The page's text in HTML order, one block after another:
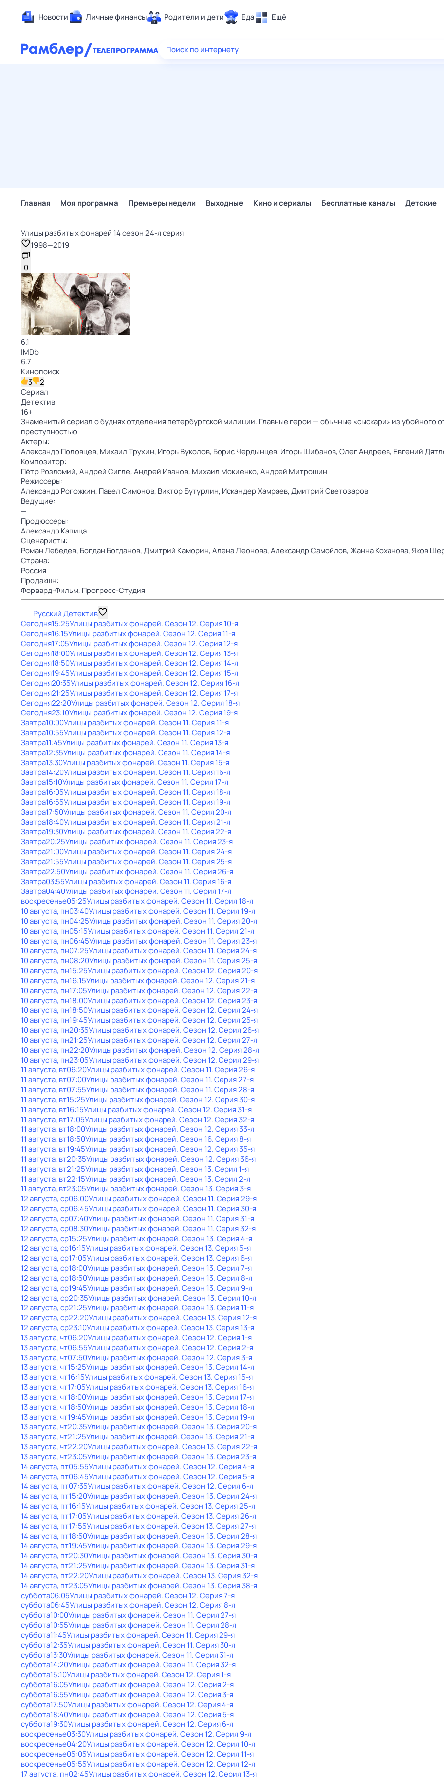
Новости Личные финансы Родители и дети Еда Ещё
Здоровье
Поиск по интернету
Главная Моя программа Премьеры недели Выходные Кино и сериалы Бесплатные каналы Детские
Улицы разбитых фонарей 14 сезон 24-я серия
1998—2019
0
6.1
IMDb
6.7
Кинопоиск
3
2
Сериал
Детектив
16+
Знаменитый сериал о буднях отделения петербургской милиции. Главные герои — обычные «сыскари» из убойного
преступностью
Актеры:
Александр Половцев, Михаил Трухин, Игорь Вуколов, Борис Чердынцев, Игорь Шибанов,Олег Андреев, Евгений
Композитор:
Пётр Розломий,Андрей Сигле,Андрей Иванов, Михаил Мокиенко,Андрей Митрошин
Режиссеры:
Александр Рогожкин, Павел Симонов, Виктор Бутурлин, Искандер Хамраев,Дмитрий Светозаров
Ведущие:
—
Продюссеры:
Александр Капица
Сценаристы:
Роман Лебедев, Богдан Богданов,Дмитрий Каморин,Алена Леонова,Александр Самойлов,Жанна Коханова,Яков
Страна:
Россия
Продакшн:
Форвард-Фильм, Прогресс-Студия
Русский Детектив
Сегодня15:25Улицы разбитых фонарей. Сезон 12. Серия 10-я
Сегодня16:15Улицы разбитых фонарей. Сезон 12. Серия 11-я
Сегодня17:05Улицы разбитых фонарей. Сезон 12. Серия 12-я
Сегодня18:00Улицы разбитых фонарей. Сезон 12. Серия 13-я
Сегодня18:50Улицы разбитых фонарей. Сезон 12. Серия 14-я
Сегодня19:45Улицы разбитых фонарей. Сезон 12. Серия 15-я
Сегодня20:35Улицы разбитых фонарей. Сезон 12. Серия 16-я
Сегодня21:25Улицы разбитых фонарей. Сезон 12. Серия 17-я
Сегодня22:20Улицы разбитых фонарей. Сезон 12. Серия 18-я
Сегодня23:10Улицы разбитых фонарей. Сезон 12. Серия 19-я
Завтра10:00Улицы разбитых фонарей. Сезон 11. Серия 11-я
Завтра10:55Улицы разбитых фонарей. Сезон 11. Серия 12-я
Завтра11:45Улицы разбитых фонарей. Сезон 11. Серия 13-я
Завтра12:35Улицы разбитых фонарей. Сезон 11. Серия 14-я
Завтра13:30Улицы разбитых фонарей. Сезон 11. Серия 15-я
Завтра14:20Улицы разбитых фонарей. Сезон 11. Серия 16-я
Завтра15:10Улицы разбитых фонарей. Сезон 11. Серия 17-я
Завтра16:05Улицы разбитых фонарей. Сезон 11. Серия 18-я
Завтра16:55Улицы разбитых фонарей. Сезон 11. Серия 19-я
Завтра17:50Улицы разбитых фонарей. Сезон 11. Серия 20-я
Завтра18:40Улицы разбитых фонарей. Сезон 11. Серия 21-я
Завтра19:30Улицы разбитых фонарей. Сезон 11. Серия 22-я
Завтра20:25Улицы разбитых фонарей. Сезон 11. Серия 23-я
Завтра21:00Улицы разбитых фонарей. Сезон 11. Серия 24-я
Завтра21:55Улицы разбитых фонарей. Сезон 11. Серия 25-я
Завтра22:50Улицы разбитых фонарей. Сезон 11. Серия 26-я
Завтра03:55Улицы разбитых фонарей. Сезон 11. Серия 16-я
Завтра04:40Улицы разбитых фонарей. Сезон 11. Серия 17-я
воскресенье05:25Улицы разбитых фонарей. Сезон 11. Серия 18-я
10 августа, пн03:40Улицы разбитых фонарей. Сезон 11. Серия 19-я
10 августа, пн04:25Улицы разбитых фонарей. Сезон 11. Серия 20-я
10 августа, пн05:15Улицы разбитых фонарей. Сезон 11. Серия 21-я
10 августа, пн06:45Улицы разбитых фонарей. Сезон 11. Серия 23-я
10 августа, пн07:25Улицы разбитых фонарей. Сезон 11. Серия 24-я
10 августа, пн08:20Улицы разбитых фонарей. Сезон 11. Серия 25-я
10 августа, пн15:25Улицы разбитых фонарей. Сезон 12. Серия 20-я
10 августа, пн16:15Улицы разбитых фонарей. Сезон 12. Серия 21-я
10 августа, пн17:05Улицы разбитых фонарей. Сезон 12. Серия 22-я
10 августа, пн18:00Улицы разбитых фонарей. Сезон 12. Серия 23-я
10 августа, пн18:50Улицы разбитых фонарей. Сезон 12. Серия 24-я
10 августа, пн19:45Улицы разбитых фонарей. Сезон 12. Серия 25-я
10 августа, пн20:35Улицы разбитых фонарей. Сезон 12. Серия 26-я
10 августа, пн21:25Улицы разбитых фонарей. Сезон 12. Серия 27-я
10 августа, пн22:20Улицы разбитых фонарей. Сезон 12. Серия 28-я
10 августа, пн23:05Улицы разбитых фонарей. Сезон 12. Серия 29-я
11 августа, вт06:20Улицы разбитых фонарей. Сезон 11. Серия 26-я
11 августа, вт07:00Улицы разбитых фонарей. Сезон 11. Серия 27-я
11 августа, вт07:55Улицы разбитых фонарей. Сезон 11. Серия 28-я
11 августа, вт15:25Улицы разбитых фонарей. Сезон 12. Серия 30-я
11 августа, вт16:15Улицы разбитых фонарей. Сезон 12. Серия 31-я
11 августа, вт17:05Улицы разбитых фонарей. Сезон 12. Серия 32-я
11 августа, вт18:00Улицы разбитых фонарей. Сезон 12. Серия 33-я
11 августа, вт18:50Улицы разбитых фонарей. Сезон 16. Серия 8-я
11 августа, вт19:45Улицы разбитых фонарей. Сезон 12. Серия 35-я
11 августа, вт20:35Улицы разбитых фонарей. Сезон 12. Серия 36-я
11 августа, вт21:25Улицы разбитых фонарей. Сезон 13. Серия 1-я
11 августа, вт22:15Улицы разбитых фонарей. Сезон 13. Серия 2-я
11 августа, вт23:05Улицы разбитых фонарей. Сезон 13. Серия 3-я
12 августа, ср06:00Улицы разбитых фонарей. Сезон 11. Серия 29-я
12 августа, ср06:45Улицы разбитых фонарей. Сезон 11. Серия 30-я
12 августа, ср07:40Улицы разбитых фонарей. Сезон 11. Серия 31-я
12 августа, ср08:30Улицы разбитых фонарей. Сезон 11. Серия 32-я
12 августа, ср15:25Улицы разбитых фонарей. Сезон 13. Серия 4-я
12 августа, ср16:15Улицы разбитых фонарей. Сезон 13. Серия 5-я
12 августа, ср17:05Улицы разбитых фонарей. Сезон 13. Серия 6-я
12 августа, ср18:00Улицы разбитых фонарей. Сезон 13. Серия 7-я
12 августа, ср18:50Улицы разбитых фонарей. Сезон 13. Серия 8-я
12 августа, ср19:45Улицы разбитых фонарей. Сезон 13. Серия 9-я
12 августа, ср20:35Улицы разбитых фонарей. Сезон 13. Серия 10-я
12 августа, ср21:25Улицы разбитых фонарей. Сезон 13. Серия 11-я
12 августа, ср22:20Улицы разбитых фонарей. Сезон 13. Серия 12-я
12 августа, ср23:10Улицы разбитых фонарей. Сезон 13. Серия 13-я
13 августа, чт06:20Улицы разбитых фонарей. Сезон 12. Серия 1-я
13 августа, чт06:55Улицы разбитых фонарей. Сезон 12. Серия 2-я
13 августа, чт07:50Улицы разбитых фонарей. Сезон 12. Серия 3-я
13 августа, чт15:25Улицы разбитых фонарей. Сезон 13. Серия 14-я
13 августа, чт16:15Улицы разбитых фонарей. Сезон 13. Серия 15-я
13 августа, чт17:05Улицы разбитых фонарей. Сезон 13. Серия 16-я
13 августа, чт18:00Улицы разбитых фонарей. Сезон 13. Серия 17-я
13 августа, чт18:50Улицы разбитых фонарей. Сезон 13. Серия 18-я
13 августа, чт19:45Улицы разбитых фонарей. Сезон 13. Серия 19-я
13 августа, чт20:35Улицы разбитых фонарей. Сезон 13. Серия 20-я
13 августа, чт21:25Улицы разбитых фонарей. Сезон 13. Серия 21-я
13 августа, чт22:20Улицы разбитых фонарей. Сезон 13. Серия 22-я
13 августа, чт23:05Улицы разбитых фонарей. Сезон 13. Серия 23-я
14 августа, пт05:55Улицы разбитых фонарей. Сезон 12. Серия 4-я
14 августа, пт06:45Улицы разбитых фонарей. Сезон 12. Серия 5-я
14 августа, пт07:35Улицы разбитых фонарей. Сезон 12. Серия 6-я
14 августа, пт15:20Улицы разбитых фонарей. Сезон 13. Серия 24-я
14 августа, пт16:15Улицы разбитых фонарей. Сезон 13. Серия 25-я
14 августа, пт17:05Улицы разбитых фонарей. Сезон 13. Серия 26-я
14 августа, пт17:55Улицы разбитых фонарей. Сезон 13. Серия 27-я
14 августа, пт18:50Улицы разбитых фонарей. Сезон 13. Серия 28-я
14 августа, пт19:45Улицы разбитых фонарей. Сезон 13. Серия 29-я
14 августа, пт20:30Улицы разбитых фонарей. Сезон 13. Серия 30-я
14 августа, пт21:25Улицы разбитых фонарей. Сезон 13. Серия 31-я
14 августа, пт22:20Улицы разбитых фонарей. Сезон 13. Серия 32-я
14 августа, пт23:05Улицы разбитых фонарей. Сезон 13. Серия 38-я
суббота06:05Улицы разбитых фонарей. Сезон 12. Серия 7-я
суббота06:45Улицы разбитых фонарей. Сезон 12. Серия 8-я
суббота10:00Улицы разбитых фонарей. Сезон 11. Серия 27-я
суббота10:55Улицы разбитых фонарей. Сезон 11. Серия 28-я
суббота11:45Улицы разбитых фонарей. Сезон 11. Серия 29-я
суббота12:35Улицы разбитых фонарей. Сезон 11. Серия 30-я
суббота13:30Улицы разбитых фонарей. Сезон 11. Серия 31-я
суббота14:20Улицы разбитых фонарей. Сезон 11. Серия 32-я
суббота15:10Улицы разбитых фонарей. Сезон 12. Серия 1-я
суббота16:05Улицы разбитых фонарей. Сезон 12. Серия 2-я
суббота16:55Улицы разбитых фонарей. Сезон 12. Серия 3-я
суббота17:50Улицы разбитых фонарей. Сезон 12. Серия 4-я
суббота18:40Улицы разбитых фонарей. Сезон 12. Серия 5-я
суббота19:30Улицы разбитых фонарей. Сезон 12. Серия 6-я
воскресенье03:30Улицы разбитых фонарей. Сезон 12. Серия 9-я
воскресенье04:20Улицы разбитых фонарей. Сезон 12. Серия 10-я
воскресенье05:05Улицы разбитых фонарей. Сезон 12. Серия 11-я
воскресенье05:55Улицы разбитых фонарей. Сезон 12. Серия 12-я
17 августа, пн02:45Улицы разбитых фонарей. Сезон 12. Серия 13-я